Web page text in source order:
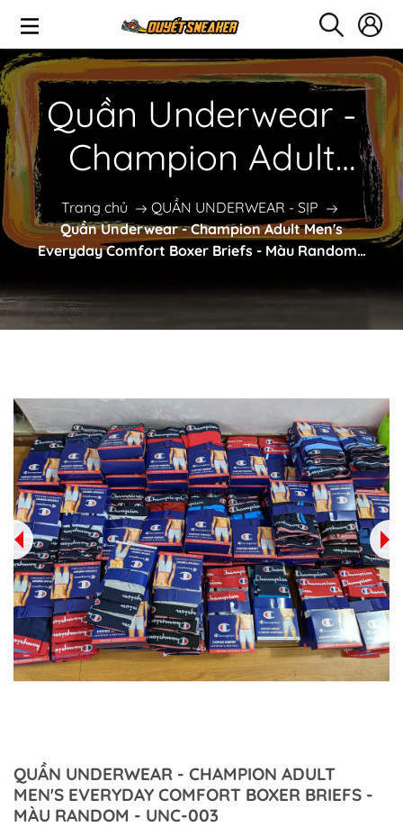
Quần Underwear -
Champion Adult
Men's Everyday
Comfort Boxer Briefs
- Màu Random -
UNC-003
Trang chủ
QUẦN UNDERWEAR - SỊP
Quần Underwear - Champion Adult Men's
Everyday Comfort Boxer Briefs - Màu Random -
QUẦN UNDERWEAR - CHAMPION ADULT
MEN'S EVERYDAY COMFORT BOXER BRIEFS -
MÀU RANDOM - UNC-003